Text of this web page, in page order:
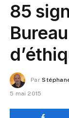
85
Par
5 mai 2015